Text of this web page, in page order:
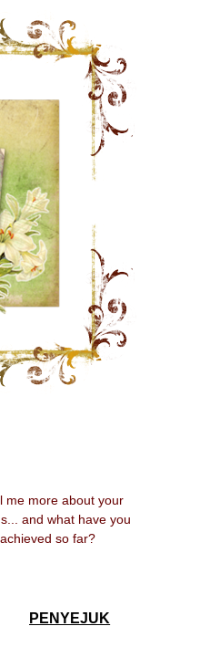
me more about your
and what have you
achieved so far?
PENYEJUK